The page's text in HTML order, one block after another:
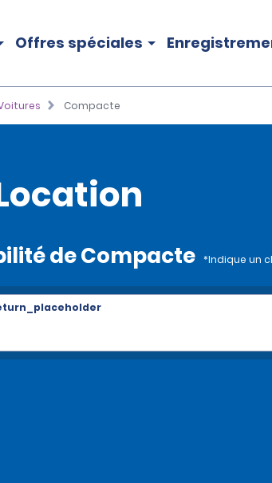
Offres spéciales
Compacte
de Compacte *Indique un